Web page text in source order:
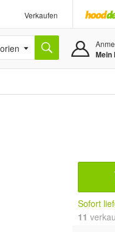
Verkaufen
Mein
Sofort
11